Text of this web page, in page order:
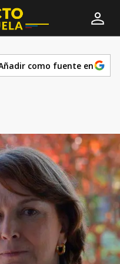
como fuente en